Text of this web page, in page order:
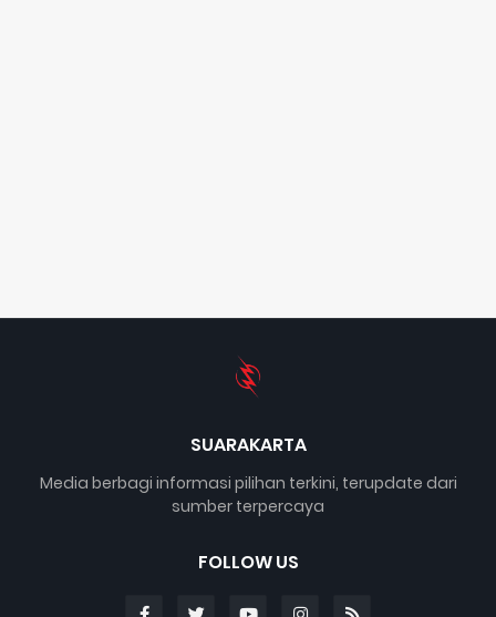
SUARAKARTA
Media berbagi informasi pilihan terkini, terupdate dari
sumber terpercaya
FOLLOW US